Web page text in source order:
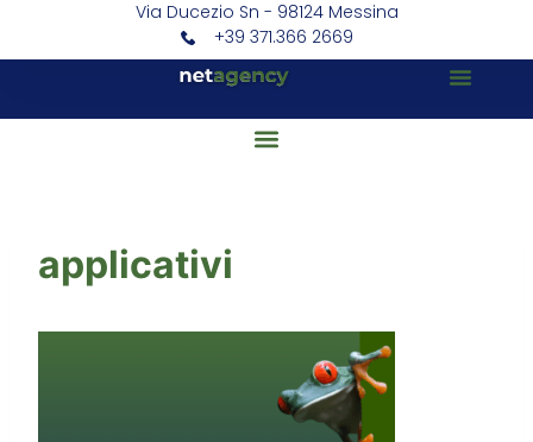
Via Ducezio Sn - 98124 Messina
+39 371.366 2669
applicativi